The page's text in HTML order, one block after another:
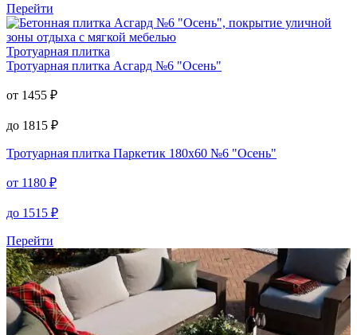
Перейти
Тротуарная плитка
Тротуарная плитка Асгард №6 "Осень"
от 1455 ₽
до 1815 ₽
Тротуарная плитка Паркетик 180х60 №6 "Осень"
от 1180 ₽
до 1515 ₽
Перейти